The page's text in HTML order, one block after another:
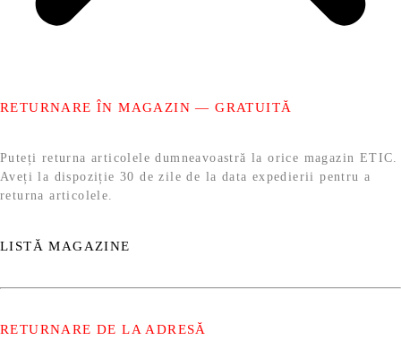
RETURNARE ÎN MAGAZIN — GRATUITĂ
Puteți returna articolele dumneavoastră la orice magazin ETIC.
Aveți la dispoziție 30 de zile de la data expedierii pentru a
returna articolele.
LISTĂ MAGAZINE
RETURNARE DE LA ADRESĂ